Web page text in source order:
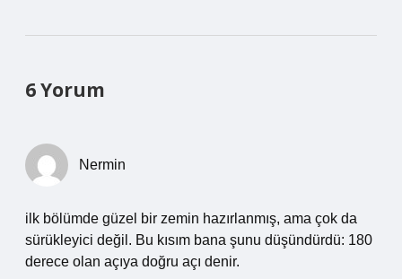
6 Yorum
Nermin
ilk bölümde güzel bir zemin hazırlanmış, ama çok da
sürükleyici değil. Bu kısım bana şunu düşündürdü: 180
derece olan açıya doğru açı denir.